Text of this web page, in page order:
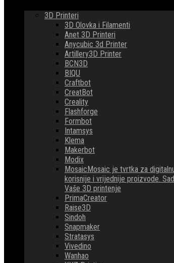
3D Printeri
3D Olovka i Filamenti
Anet 3D Printeri
Anycubic 3d Printer
Artillery3D Printer
BCN3D
BIQU
Craftbot
CreatBot
Creality
Flashforge
Formbot
Intamsys
Klema
Makerbot
Modix
MosaicMosaic je tvrtka za
korisnije i vrijednije proizvode.
Vaše 3D printenje
PrimaCreator
Raise3D
Sindoh
Snapmaker
Stratasys
Vivedino
Wanhao